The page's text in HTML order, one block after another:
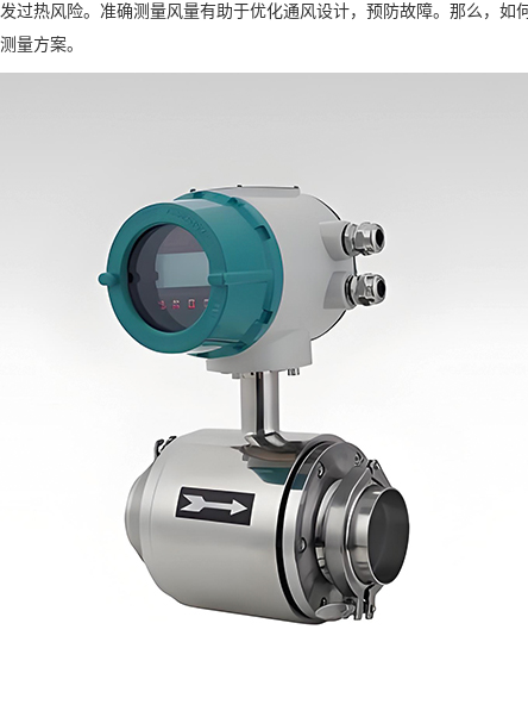
过热风险。准确测量风量有助于优化通风设计，预防故障。那么，如
量方案。